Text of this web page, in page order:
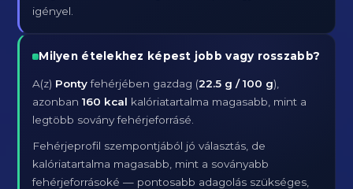
igényel.
Milyen ételekhez képest jobb vagy rosszabb?
A(z) Pontyfehérjében gazdag (22.5 g / 100 g),
azonban160 kcal kalóriatartalma magasabb, mint a
legtöbb sovány fehérjeforrásé.
Fehérjeprofil szempontjából jó választás, de
kalóriatartalma magasabb, mint a soványabb
fehérjeforrásoké — pontosabb adagolás szükséges,